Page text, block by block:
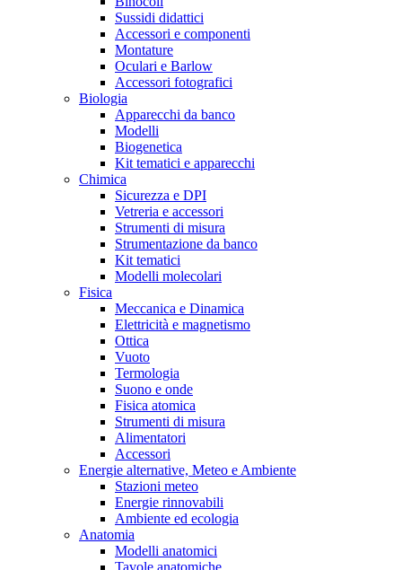
Sussidi didattici
Accessori e componenti
Montature
Oculari e Barlow
Accessori fotografici
Biologia
Apparecchi da banco
Modelli
Biogenetica
Kit tematici e apparecchi
Chimica
Sicurezza e DPI
Vetreria e accessori
Strumenti di misura
Strumentazione da banco
Kit tematici
Modelli molecolari
Fisica
Meccanica e Dinamica
Elettricità e magnetismo
Ottica
Vuoto
Termologia
Suono e onde
Fisica atomica
Strumenti di misura
Alimentatori
Accessori
Energie alternative, Meteo e Ambiente
Stazioni meteo
Energie rinnovabili
Ambiente ed ecologia
Anatomia
Modelli anatomici
Tavole anatomiche